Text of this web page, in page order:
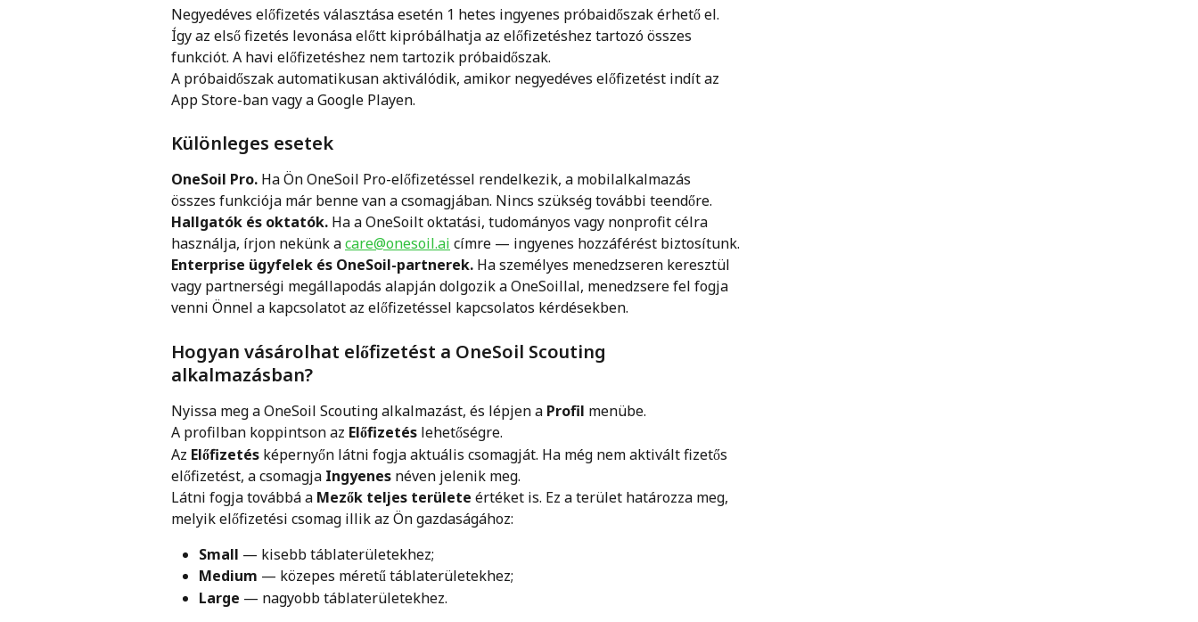
Negyedéves előfizetés választása esetén 1 hetes ingyenes próbaidőszak érhető el.
Így az első fizetés levonása előtt kipróbálhatja az előfizetéshez tartozó összes
funkciót. A havi előfizetéshez nem tartozik próbaidőszak.
A próbaidőszak automatikusan aktiválódik, amikor negyedéves előfizetést indít az
App Store-ban vagy a Google Playen.
Különleges esetek
OneSoil Pro. Ha Ön OneSoil Pro-előfizetéssel rendelkezik, a mobilalkalmazás
összes funkciója már benne van a csomagjában. Nincs szükség további teendőre.
Hallgatók és oktatók. Ha a OneSoilt oktatási, tudományos vagy nonprofit célra
használja, írjon nekünk a care@onesoil.ai címre — ingyenes hozzáférést biztosítunk.
Enterprise ügyfelek és OneSoil-partnerek. Ha személyes menedzseren keresztül
vagy partnerségi megállapodás alapján dolgozik a OneSoillal, menedzsere fel fogja
venni Önnel a kapcsolatot az előfizetéssel kapcsolatos kérdésekben.
Hogyan vásárolhat előfizetést a OneSoil Scouting
alkalmazásban?
Nyissa meg a OneSoil Scouting alkalmazást, és lépjen a Profil menübe.
A profilban koppintson az Előfizetés lehetőségre.
Az Előfizetés képernyőn látni fogja aktuális csomagját. Ha még nem aktivált fizetős
előfizetést, a csomagja Ingyenes néven jelenik meg.
Látni fogja továbbá a Mezők teljes területe értéket is. Ez a terület határozza meg,
melyik előfizetési csomag illik az Ön gazdaságához:
Small — kisebb táblaterületekhez;
Medium — közepes méretű táblaterületekhez;
Large — nagyobb táblaterületekhez.